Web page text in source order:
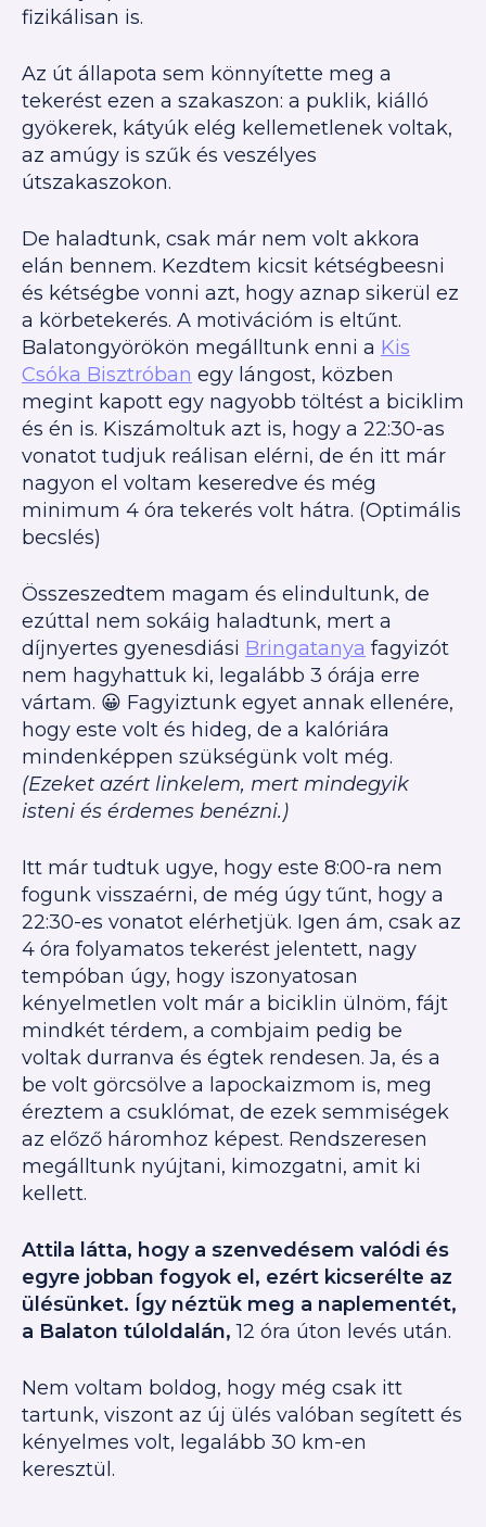
fizikálisan is.
Az út állapota sem könnyítette meg a
tekerést ezen a szakaszon: a puklik, kiálló
gyökerek, kátyúk elég kellemetlenek voltak,
az amúgy is szűk és veszélyes
útszakaszokon.
De haladtunk, csak már nem volt akkora
elán bennem. Kezdtem kicsit kétségbeesni
és kétségbe vonni azt, hogy aznap sikerül ez
a körbetekerés. A motivációm is eltűnt.
Balatongyörökön megálltunk enni a Kis
Csóka Bisztróban egy lángost, közben
megint kapott egy nagyobb töltést a biciklim
és én is. Kiszámoltuk azt is, hogy a 22:30-as
vonatot tudjuk reálisan elérni, de én itt már
nagyon el voltam keseredve és még
minimum 4 óra tekerés volt hátra. (Optimális
becslés)
Összeszedtem magam és elindultunk, de
ezúttal nem sokáig haladtunk, mert a
díjnyertes gyenesdiási Bringatanya fagyizót
nem hagyhattuk ki, legalább 3 órája erre
vártam. 😀 Fagyiztunk egyet annak ellenére,
hogy este volt és hideg, de a kalóriára
mindenképpen szükségünk volt még.
(Ezeket azért linkelem, mert mindegyik
isteni és érdemes benézni.)
Itt már tudtuk ugye, hogy este 8:00-ra nem
fogunk visszaérni, de még úgy tűnt, hogy a
22:30-es vonatot elérhetjük. Igen ám, csak az
4 óra folyamatos tekerést jelentett, nagy
tempóban úgy, hogy iszonyatosan
kényelmetlen volt már a biciklin ülnöm, fájt
mindkét térdem, a combjaim pedig be
voltak durranva és égtek rendesen. Ja, és a
be volt görcsölve a lapockaizmom is, meg
éreztem a csuklómat, de ezek semmiségek
az előző háromhoz képest. Rendszeresen
megálltunk nyújtani, kimozgatni, amit ki
kellett.
Attila látta, hogy a szenvedésem valódi és
egyre jobban fogyok el, ezért kicserélte az
ülésünket. Így néztük meg a naplementét,
a Balaton túloldalán,12 óra úton levés után.
Nem voltam boldog, hogy még csak itt
tartunk, viszont az új ülés valóban segített és
kényelmes volt, legalább 30 km-en
keresztül.